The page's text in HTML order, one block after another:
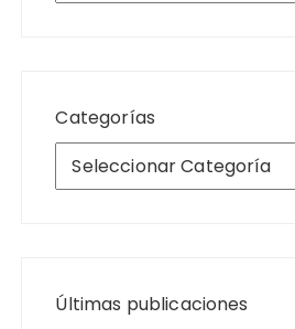
Categorías
Últimas publicaciones